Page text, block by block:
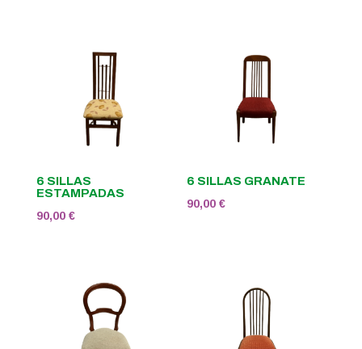
120,00 €.
6 SILLAS
ESTAMPADAS
90,00 €
6 SILLAS GRANATE
90,00€